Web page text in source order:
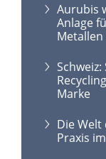
Aurubis
Anlage
Metallen
Schweiz:
Marke
Die Welt
Praxis